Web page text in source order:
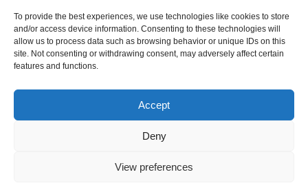
To provide the best experiences, we use technologies like cookies to store
and/or access device information. Consenting to these technologies will
allow us to process data such as browsing behavior or unique IDs on this
site. Not consenting or withdrawing consent, may adversely affect certain
features and functions.
Accept
Deny
View preferences
info@passportscan.net